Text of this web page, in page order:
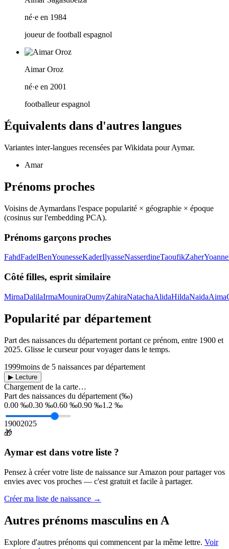
né·e en 1984
joueur de football espagnol
Aimar Oroz
né·e en 2001
footballeur espagnol
Équivalents dans d'autres langues
Variantes inter-langues recensées par Wikidata pourAymar.
Amar
Prénoms proches
Voisins de Aymardans l'espace popularité × géographie × époque
(cosinus sur l'embedding PCA).
Prénoms garçons proches
FahdFadelBenYounesseKaderIlyasseNasserdineTaoufikZaherYoanne
Côté filles, esprit similaire
MirnaDalilaIrmaMouniraOumyZahiraNatachaAlidaHildaNaidaAima
Popularité par département
Part des naissances du département portant ce prénom, entre 1900 et
2025. Glisse le curseur pour voyager dans le temps.
1999moins de 5 naissances par département
▶ Lecture
Chargement de la carte…
Part des naissances du département (‰)
0.00 ‰0.30 ‰0.60 ‰0.90 ‰1.2 ‰
19002025
🎁
Aymar est dans votre liste ?
Pensez à créer votre liste de naissance sur Amazon pour partager vos
envies avec vos proches — c'est gratuit et facile à partager.
Créer ma liste de naissance →
Autres prénoms masculins en A
Explore d'autres prénoms qui commencent par la même lettre. Voir